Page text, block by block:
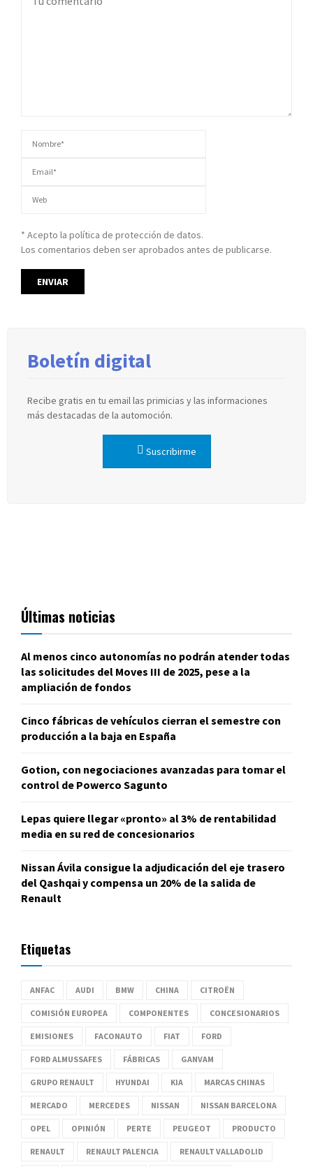
* Acepto la política de protección de datos.
Los comentarios deben ser aprobados antes de publicarse.
Boletín digital
Recibe gratis en tu email las primicias y las informaciones
más destacadas de la automoción.
Suscribirme
Últimas noticias
Al menos cinco autonomías no podrán atender todas
las solicitudes del Moves III de 2025, pese a la
ampliación de fondos
Cinco fábricas de vehículos cierran el semestre con
producción a la baja en España
Gotion, con negociaciones avanzadas para tomar el
control de Powerco Sagunto
Lepas quiere llegar «pronto» al 3% de rentabilidad
media en su red de concesionarios
Nissan Ávila consigue la adjudicación del eje trasero
del Qashqai y compensa un 20% de la salida de
Renault
Etiquetas
ANFAC AUDI BMW CHINA CITROËN
COMISIÓN EUROPEA COMPONENTES CONCESIONARIOS
EMISIONES FACONAUTO FIAT FORD
FORD ALMUSSAFES FÁBRICAS GANVAM
GRUPO RENAULT HYUNDAI KIA MARCAS CHINAS
MERCADO MERCEDES NISSAN NISSAN BARCELONA
OPEL OPINIÓN PERTE PEUGEOT PRODUCTO
RENAULT RENAULT PALENCIA RENAULT VALLADOLID